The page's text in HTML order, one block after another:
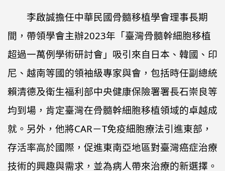
李啟誠擔任中華民國骨髓移植學會理事長期
間，帶領學會主辦2023年「臺灣骨髓幹細胞移植
超過一萬例學術研討會」吸引來自日本、韓國、印
尼、越南等國的領袖級專家與會，包括時任副總統
賴清德及衛生福利部中央健康保險署署長石崇良等
均到場，肯定臺灣在骨髓幹細胞移植領域的卓越成
就。另外，他將CAR－T免疫細胞療法引進東部，
存活率高於國際，促進東南亞地區對臺灣癌症治療
技術的興趣與需求，並為病人帶來治療的新選擇。